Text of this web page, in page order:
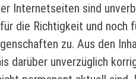
Internetseiten sind
die Richtigkeit und noch
zu. Aus den
darüber unverzüglich